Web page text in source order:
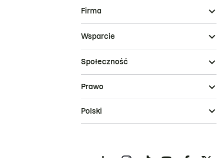
Firma
Wsparcie
Społeczność
Prawo
Polski